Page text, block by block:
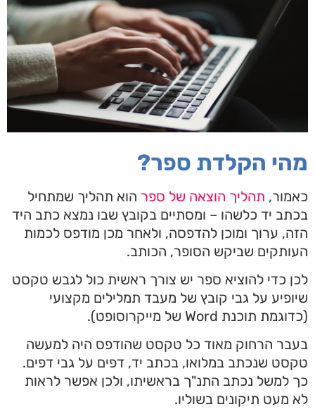
מהי הקלדת ספר?
כאמור, תהליך הוצאה של ספר הוא תהליך שמתחיל
בכתב יד כלשהו – ומסתיים בקובץ שבו נמצא כתב היד
הזה, ערוך ומוכן להדפסה, ולאחר מכן מודפס לכמות
העותקים שביקש הסופר, הכותב.
לכן כדי להוציא ספר יש צורך ראשית כול לגבש טקסט
שיופיע על גבי קובץ של מעבד תמלילים מקצועי
(כדוגמת תוכנת Word של מייקרוסופט).
בעבר הרחוק מאוד כל טקסט שהודפס היה למעשה
טקסט שנכתב במלואו, בכתב יד, דפים על גבי דפים.
כך למשל נכתב התנ"ך בראשיתו, ולכן אפשר לראות
לא מעט תיקונים בשוליו.